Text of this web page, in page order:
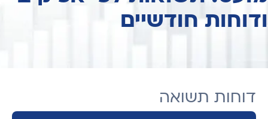
ודוחות חודשיים
דוחות תשואה